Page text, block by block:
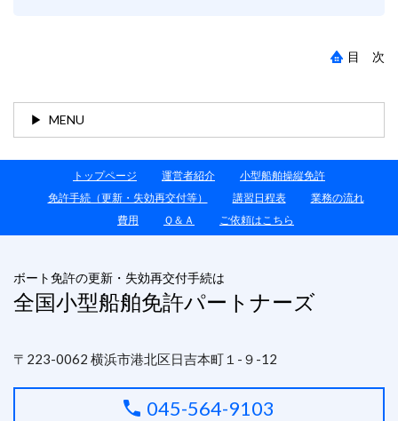
目 次
MENU
トップページ 運営者紹介
小型船舶操縦免許
免許手続（更新・失効再交付等）
講習日程表
業務の流れ
費用
Ｑ＆Ａ ご依頼はこちら
ボート免許の更新・失効再交付手続は
全国小型船舶免許パートナーズ
〒223-0062 横浜市港北区日吉本町１-９-12
045-564-9103